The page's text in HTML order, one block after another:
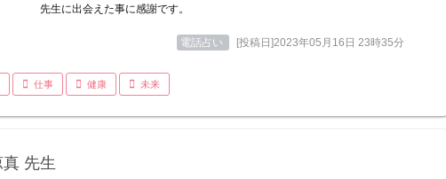
先生に出会えた事に感謝です。
電話占い [投稿日]2023年05月16日 23時35分
仕事 健康 未来
先生